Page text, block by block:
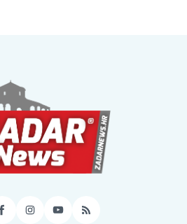
Facebook
Instagram
YouTube
RSS